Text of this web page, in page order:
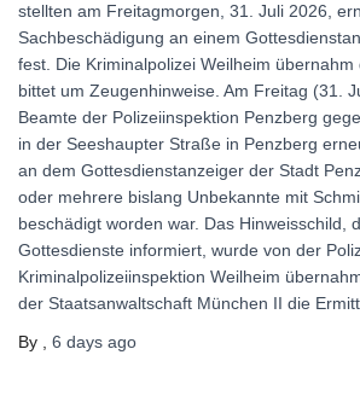
stellten am Freitagmorgen, 31. Juli 2026,
Sachbeschädigung an einem
fest. Die Kriminalpolizei Weilheim
bittet um Zeugenhinweise. Am Freitag (31.
Beamte der Polizeiinspektion Penzberg
in der Seeshaupter Straße in Penzberg
an dem Gottesdienstanzeiger der Stadt
oder mehrere bislang Unbekannte mit
beschädigt worden war. Das Hinweisschild,
Gottesdienste informiert, wurde von der
Kriminalpolizeiinspektion Weilheim
der Staatsanwaltschaft München II die
By
6 days ago